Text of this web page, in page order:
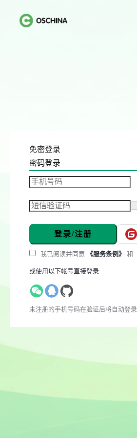
免密登录
密码登录
登录/注册
我已阅读并同意 《服务条例》 和
或使用以下帐号直接登录:
未注册的手机号码在验证后将自动登录